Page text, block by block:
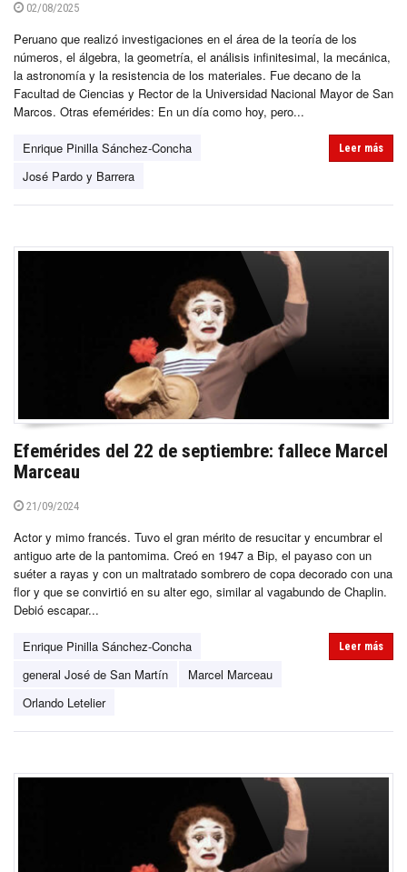
02/08/2025
Peruano que realizó investigaciones en el área de la teoría de los
números, el álgebra, la geometría, el análisis infinitesimal, la mecánica,
la astronomía y la resistencia de los materiales. Fue decano de la
Facultad de Ciencias y Rector de la Universidad Nacional Mayor de San
Marcos. Otras efemérides: En un día como hoy, pero...
Enrique Pinilla Sánchez-Concha
José Pardo y Barrera
Leer más
Efemérides del 22 de septiembre: fallece Marcel
Marceau
21/09/2024
Actor y mimo francés. Tuvo el gran mérito de resucitar y encumbrar el
antiguo arte de la pantomima. Creó en 1947 a Bip, el payaso con un
suéter a rayas y con un maltratado sombrero de copa decorado con una
flor y que se convirtió en su alter ego, similar al vagabundo de Chaplin.
Debió escapar...
Enrique Pinilla Sánchez-Concha
general José de San Martín
Marcel Marceau
Orlando Letelier
Leer más